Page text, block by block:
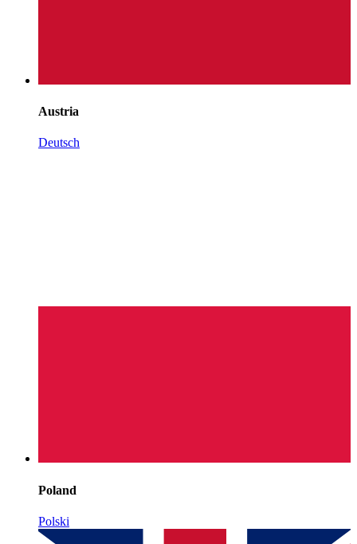
Austria
Deutsch
Poland
Polski